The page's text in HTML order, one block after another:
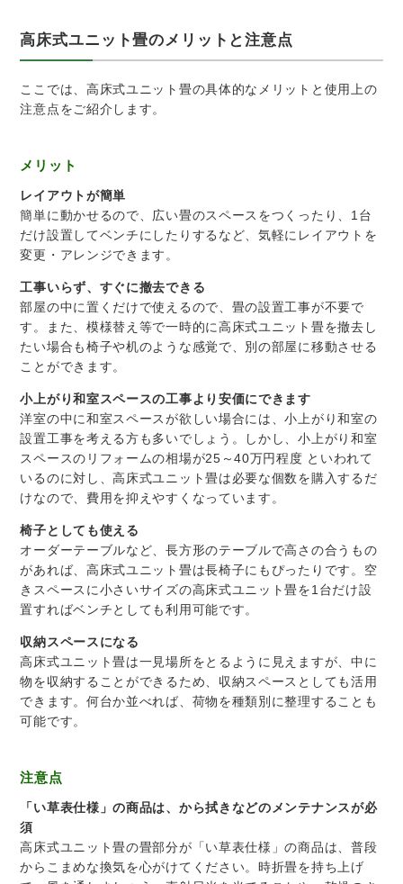
高床式ユニット畳のメリットと注意点
ここでは、高床式ユニット畳の具体的なメリットと使用上の
注意点をご紹介します。
メリット
レイアウトが簡単
簡単に動かせるので、広い畳のスペースをつくったり、1台
だけ設置してベンチにしたりするなど、気軽にレイアウトを
変更・アレンジできます。
工事いらず、すぐに撤去できる
部屋の中に置くだけで使えるので、畳の設置工事が不要で
す。また、模様替え等で一時的に高床式ユニット畳を撤去し
たい場合も椅子や机のような感覚で、別の部屋に移動させる
ことができます。
小上がり和室スペースの工事より安価にできます
洋室の中に和室スペースが欲しい場合には、小上がり和室の
設置工事を考える方も多いでしょう。しかし、小上がり和室
スペースのリフォームの相場が25～40万円程度 といわれて
いるのに対し、高床式ユニット畳は必要な個数を購入するだ
けなので、費用を抑えやすくなっています。
椅子としても使える
オーダーテーブルなど、長方形のテーブルで高さの合うもの
があれば、高床式ユニット畳は長椅子にもぴったりです。空
きスペースに小さいサイズの高床式ユニット畳を1台だけ設
置すればベンチとしても利用可能です。
収納スペースになる
高床式ユニット畳は一見場所をとるように見えますが、中に
物を収納することができるため、収納スペースとしても活用
できます。何台か並べれば、荷物を種類別に整理することも
可能です。
注意点
「い草表仕様」の商品は、から拭きなどのメンテナンスが必
須
高床式ユニット畳の畳部分が「い草表仕様」の商品は、普段
からこまめな換気を心がけてください。時折畳を持ち上げ